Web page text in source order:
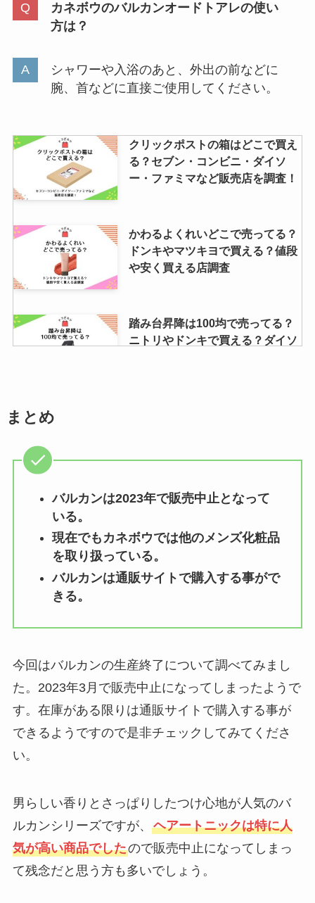
リアップx5プラスネオが販売中止
け方は？
カネボウのバルカンオードトアレの使い
方は？
シャワーや入浴のあと、外出の前などに
腕、首などに直接ご使用してください。
クリックポストの箱はどこで買え
る？セブン・コンビニ・ダイソ
ー・ファミマなど販売店を調査！
かわるよくれいどこで売ってる？
ドンキやマツキヨで買える？値段
や安く買える店調査
踏み台昇降は100均で売ってる？
ニトリやドンキで買える？ダイソ
チョコバッキーはどこで買える？
で売ってない？販売店調査
やプレイヤーのおすすめ調査
しょうかんせん漢方はドラックス
トアやドンキやウエルシアで買え
る？どこで売ってる？
売ってるか調査！
ブラジャーパッドは100均で買え
る？セリアやしまむらでパットの
まとめ
バルカンは2023年で販売中止となって
いる。
現在でもカネボウでは他のメンズ化粧品
を取り扱っている。
バルカンは通販サイトで購入する事がで
きる。
今回はバルカンの生産終了について調べてみまし
た。2023年3月で販売中止になってしまったようで
す。在庫がある限りは通販サイトで購入する事が
できるようですので是非チェックしてみてくださ
い。
男らしい香りとさっぱりしたつけ心地が人気のバ
ルカンシリーズですが、 ヘアートニックは特に人
気が高い商品でしたので販売中止になってしまっ
て残念だと思う方も多いでしょう。